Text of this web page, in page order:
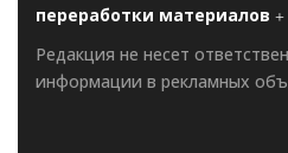
переработки материалов
Редакция не несет
информации в рекламных